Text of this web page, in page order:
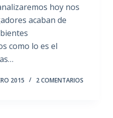
hoy nos
acaban de
como lo es el
2015 2 COMENTARIOS